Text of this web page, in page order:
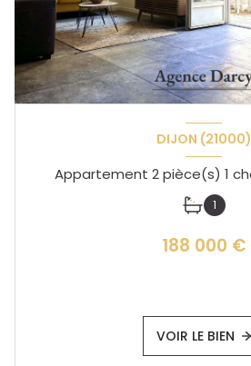
DIJON (21000)
1
188 000 €
VOIR LE BIEN